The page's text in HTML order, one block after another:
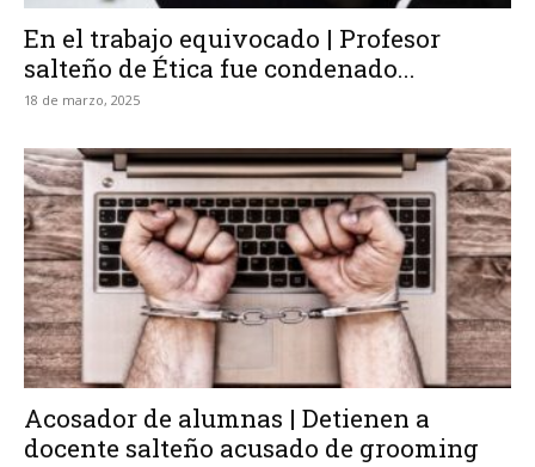
En el trabajo equivocado | Profesor
salteño de Ética fue condenado...
18 de marzo, 2025
Acosador de alumnas | Detienen a
docente salteño acusado de grooming